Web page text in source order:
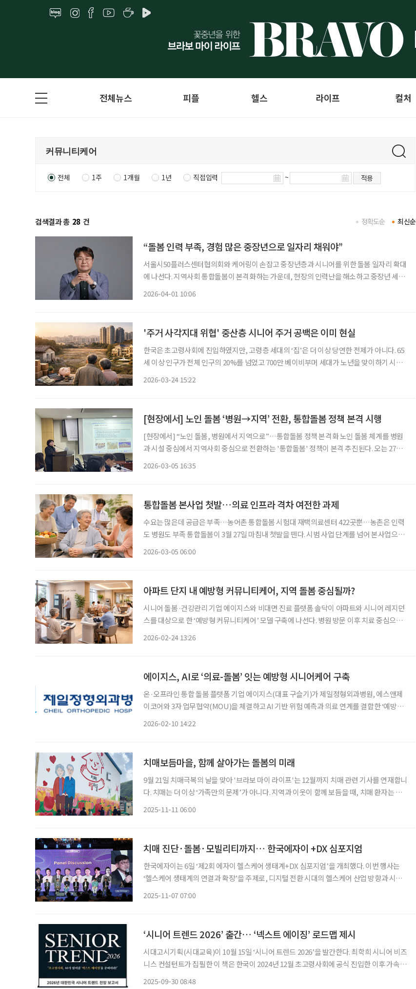
전체뉴스 피플 헬스 라이프 컬처
전체 1주 1개월 1년 직접입력 ~ 적용
검색결과 총 28 건 최신순
정확도순
“돌봄 인력 부족, 경험 많은 중장년으로 일자리 채워야”
서울시50플러스센터협의회와 케어링이 손잡고 중장년층과 시니어를 위한 돌봄 일자리 확대
에 나선다. 지역사회 통합돌봄이 본격화하는 가운데, 현장의 인력난을 해소하고 중장년 세대
2026-04-01 10:06
'주거 사각지대 위협' 중산층 시니어 주거 공백은 이미 현실
한국은 초고령사회에 진입하였지만, 고령층 세대의 ‘집’은 더 이상 당연한 전제가 아니다. 65
세 이상 인구가 전체 인구의 20%를 넘었고 700만 베이비부머 세대가 노년을 맞이하기 시작
2026-03-24 15:22
[현장에서] 노인 돌봄 ‘병원→지역’ 전환, 통합돌봄 정책 본격 시행
[현장에서] “노인 돌봄, 병원에서 지역으로”…통합돌봄 정책 본격화 노인 돌봄 체계를 병원
과 시설 중심에서 지역사회 중심으로 전환하는 '통합돌봄' 정책이 본격 추진된다. 오는 27일
2026-03-05 16:35
통합돌봄 본사업 첫발…의료 인프라 격차 여전한 과제
수요는 많은데 공급은 부족…농어촌 통합돌봄 시험대 재택의료센터 422곳뿐…농촌은 인력
도 병원도 부족 통합돌봄이 3월 27일 마침내 첫발을 뗀다. 시범 사업 단계를 넘어 본사업으로
2026-03-05 06:00
아파트 단지 내 예방형 커뮤니티케어, 지역 돌봄 중심될까?
시니어 돌봄·건강관리 기업 에이지스와 비대면 진료 플랫폼 솔닥이 아파트와 시니어 레지던
스를 대상으로 한 ‘예방형 커뮤니티케어’ 모델 구축에 나선다. 병원 방문 이후 치료 중심으로
2026-02-24 13:26
에이지스, AI로 ‘의료-돌봄’ 잇는 예방형 시니어케어 구축
온·오프라인 통합 돌봄 플랫폼 기업 에이지스(대표 구슬기)가 제일정형외과병원, 에스앤제
이코어와 3자 업무협약(MOU)을 체결하고 AI 기반 위험 예측과 의료 연계를 결합한 ‘예방형
2026-02-10 14:22
치매보듬마을, 함께 살아가는 돌봄의 미래
9월 21일 치매극복의 날을 맞아 '브라보 마이 라이프'는 12월까지 치매 관련 기사를 연재합니
다. 치매는 더 이상 ‘가족만의 문제’가 아니다. 지역과 이웃이 함께 보듬을 때, 치매 환자는 일
2025-11-11 06:00
치매 진단·돌봄·모빌리티까지… 한국에자이 +DX 심포지엄
한국에자이는 6일 ‘제2회 에자이 헬스케어 생태계+DX 심포지엄’을 개최했다. 이번 행사는
‘헬스케어 생태계의 연결과 확장’을 주제로, 디지털 전환 시대의 헬스케어 산업 방향과 시니
2025-11-07 07:00
‘시니어 트렌드 2026’ 출간… ‘넥스트 에이징’ 로드맵 제시
시대고시기획(시대교육)이 10월 15일 ‘시니어 트렌드 2026’을 발간한다. 최학희 시니어 비즈
니스 컨설턴트가 집필한 이 책은 한국이 2024년 12월 초고령사회에 공식 진입한 이후 가속되
2025-09-30 08:48